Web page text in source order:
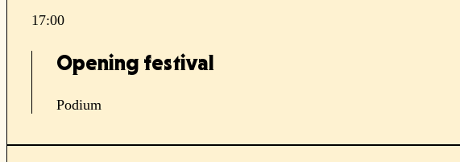
17:00
Opening festival
Podium